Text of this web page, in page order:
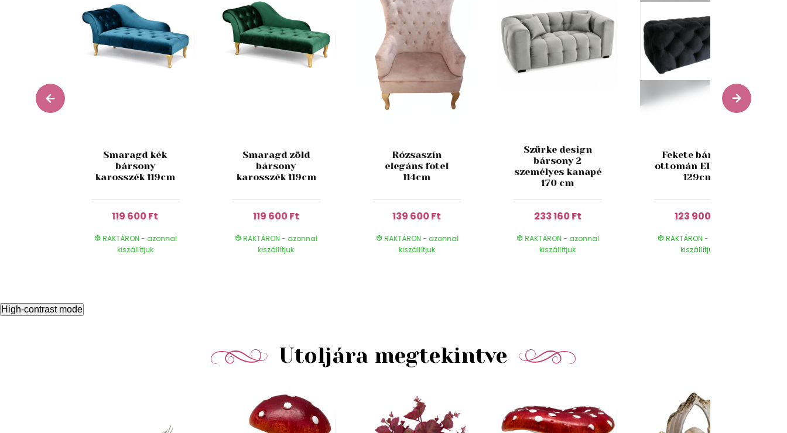
Smaragd kék
bársony
karosszék 119cm
119 600 Ft
RAKTÁRON - azonnal
kiszállítjuk
Smaragd zöld
bársony
karosszék 119cm
119 600 Ft
RAKTÁRON - azonnal
kiszállítjuk
Rózsaszín
elegáns fotel
114cm
139 600 Ft
RAKTÁRON - azonnal
kiszállítjuk
Szürke design
bársony 2
személyes kanapé
170 cm
233 160 Ft
RAKTÁRON - azonnal
kiszállítjuk
Fekete bársony
ottomán EDWARD
129cm
123 900 Ft
RAKTÁRON - azonnal
kiszállítjuk
High-contrast mode
Utoljára megtekintve